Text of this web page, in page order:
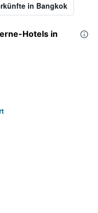
in Bangkok
Hotels in